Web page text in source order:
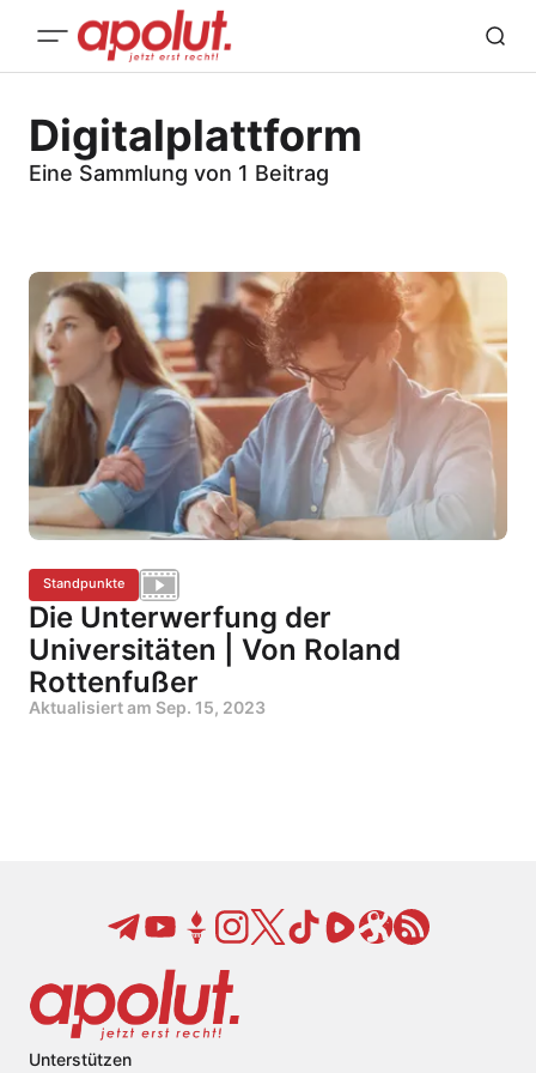
Digitalplattform
Eine Sammlung von 1 Beitrag
Standpunkte
Die Unterwerfung der
Universitäten | Von Roland
Rottenfußer
Aktualisiert am Sep. 15, 2023
Unterstützen